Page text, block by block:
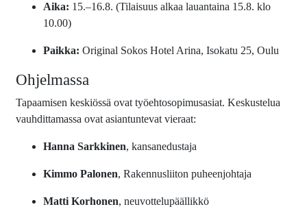
Aika: 15.–16.8. (Tilaisuus alkaa lauantaina 15.8. klo
10.00)
Paikka: Original Sokos Hotel Arina, Isokatu 25, Oulu
Ohjelmassa
Tapaamisen keskiössä ovat työehtosopimusasiat. Keskustelua
vauhdittamassa ovat asiantuntevat vieraat:
Hanna Sarkkinen, kansanedustaja
Kimmo Palonen, Rakennusliiton puheenjohtaja
Matti Korhonen, neuvottelupäällikkö